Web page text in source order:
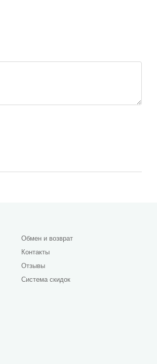
Обмен и возврат
Контакты
Отзывы
Система скидок